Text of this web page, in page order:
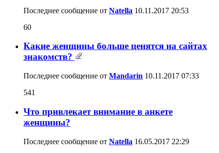
Последнее сообщение от Natella 10.11.2017 20:53
60
Какие женщины больше ценятся на сайтах
знакомств?
Последнее сообщение от Mandarin 10.11.2017 07:33
541
Что привлекает внимание в анкете
женщины?
Последнее сообщение от Natella 16.05.2017 22:29